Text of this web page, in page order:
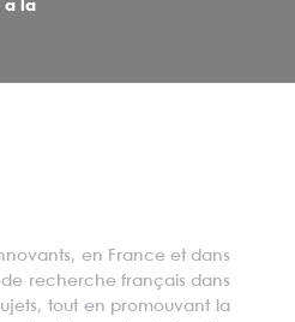
à la
en France et dans
recherche français dans
tout en promouvant la